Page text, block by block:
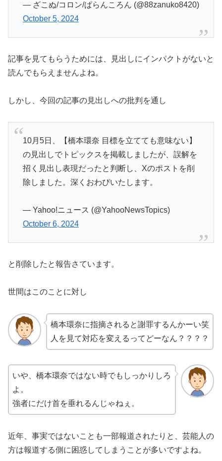
— ざこぬ/コロン/ぱらんころん (@88zanuko8420)
October 5, 2024
記事を見てもらうためには、見出しにインパクトがないと
読んでもらえませんよね。
しかし、今回の記事の見出しへの批判を通し
10月5日、【橋本環奈 目標を立てても意味ない】
の見出しでトピックスを掲載しましたが、誤解を
招く見出し表現だったと判断し、Xのポストを削
除しました。深くおわびいたします。
— Yahoo!ニュース (@YahooNewsTopics)
October 6, 2024
と削除したと報告さています。
世間はこのことに対し
橋本環奈に指摘されると謝罪するんかーい笑
人を見て対応を変えるってどーなん？？？？
いや、橋本環奈ではない時でもしっかりしろ
よ。
強者にだけ首を垂れるんじゃねぇ。
近年、事実ではないことも一部報道されたりと、芸能人の
方は報道する側に困惑してしまうことが多いですよね。